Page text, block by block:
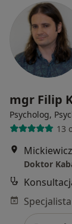
mgr Filip
Psycholog,
13
Doktor